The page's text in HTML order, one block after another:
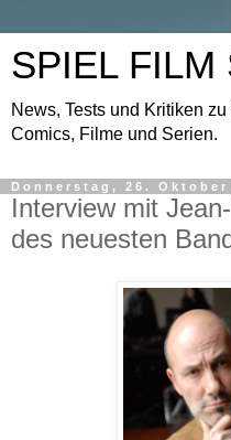
SPIEL FILM
News, Tests und Kritiken
Comics, Filme und Serien.
Donnerstag, 26. Oktober
Interview mit
des neuesten